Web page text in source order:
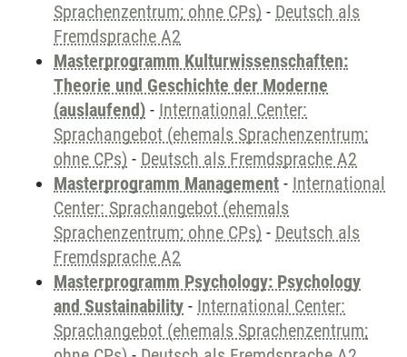
Sprachenzentrum; ohne CPs) - Deutsch als
Fremdsprache A2
Masterprogramm Kulturwissenschaften:
Theorie und Geschichte der Moderne
(auslaufend) - International Center:
Sprachangebot (ehemals Sprachenzentrum;
ohne CPs) - Deutsch als Fremdsprache A2
Masterprogramm Management - International
Center: Sprachangebot (ehemals
Sprachenzentrum; ohne CPs) - Deutsch als
Fremdsprache A2
Masterprogramm Psychology: Psychology
and Sustainability - International Center:
Sprachangebot (ehemals Sprachenzentrum;